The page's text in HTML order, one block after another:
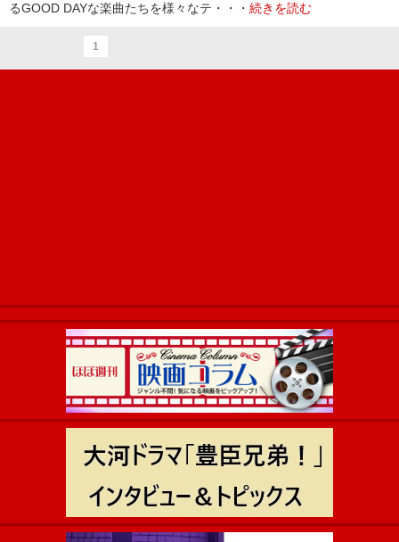
るGOOD DAYな楽曲たちを様々なテ・・・ 続きを読む
1